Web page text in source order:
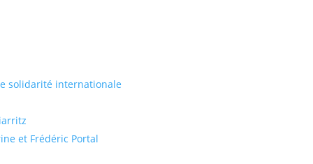
solidarité internationale
et Frédéric Portal